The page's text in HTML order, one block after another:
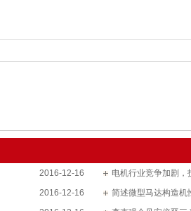
2016-12-16
电机行业竞争加剧
2016-12-16
简述微型马达构造机